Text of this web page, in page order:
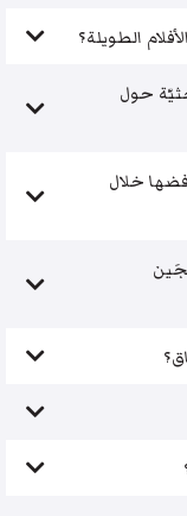
الطويلة؟
حول
خلال